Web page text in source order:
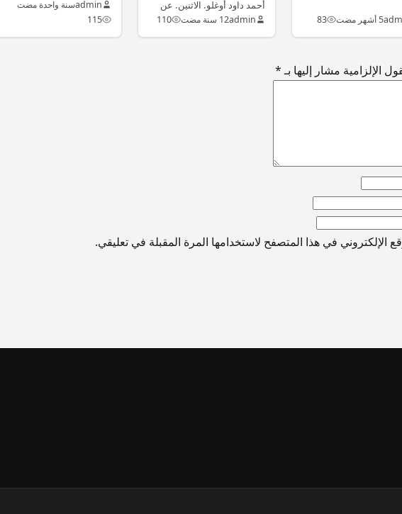
5 أشهر مضت 83
وسوريا
أحمد داود أوغلو. الاثنين. عن
إرسال مذكرتي تفويض بشأن
admin12 سنة مضت 110
adminسنة واحدة مضت
115
الإلزامية مشار إليها بـ*
الإلكتروني في هذا المتصفح لاستخدامها المرة المقبلة في تعليقي.